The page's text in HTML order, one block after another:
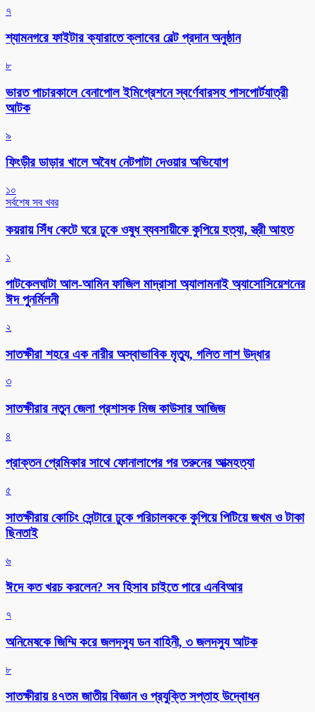
৭
শ্যামনগরে ফাইটার ক্যারাতে ক্লাবের বেল্ট প্রদান অনুষ্ঠান
৮
ভারত পাচারকালে বেনাপোল ইমিগ্রেশনে স্বর্ণেবারসহ পাসপোর্টযাত্রী
আটক
৯
ফিংড়ীর ডাড়ার খালে অবৈধ নেটপাটা দেওয়ার অভিযোগ
১০
সর্বশেষ সব খবর
কয়রায় সিঁধ কেটে ঘরে ঢুকে ওষুধ ব্যবসায়ীকে কুপিয়ে হত্যা, স্ত্রী আহত
১
পাটকেলঘাটা আল-আমিন ফাজিল মাদ্রাসা অ্যালামনাই অ্যাসোসিয়েশনের
ঈদ পুনর্মিলনী
২
সাতক্ষীরা শহরে এক নারীর অস্বাভাবিক মৃত্যু, গলিত লাশ উদ্ধার
৩
সাতক্ষীরার নতুন জেলা প্রশাসক মিজ কাউসার আজিজ
৪
প্রাক্তন প্রেমিকার সাথে ফোনালাপের পর তরুনের আত্মহত্যা
৫
সাতক্ষীরায় কোচিং সেন্টারে ঢুকে পরিচালককে কুপিয়ে পিটিয়ে জখম ও টাকা
ছিনতাই
৬
ঈদে কত খরচ করলেন? সব হিসাব চাইতে পারে এনবিআর
৭
অনিমেষকে জিম্মি করে জলদস্যু ডন বাহিনী, ৩ জলদস্যু আটক
৮
সাতক্ষীরায় ৪৭তম জাতীয় বিজ্ঞান ও প্রযুক্তি সপ্তাহ উদ্বোধন